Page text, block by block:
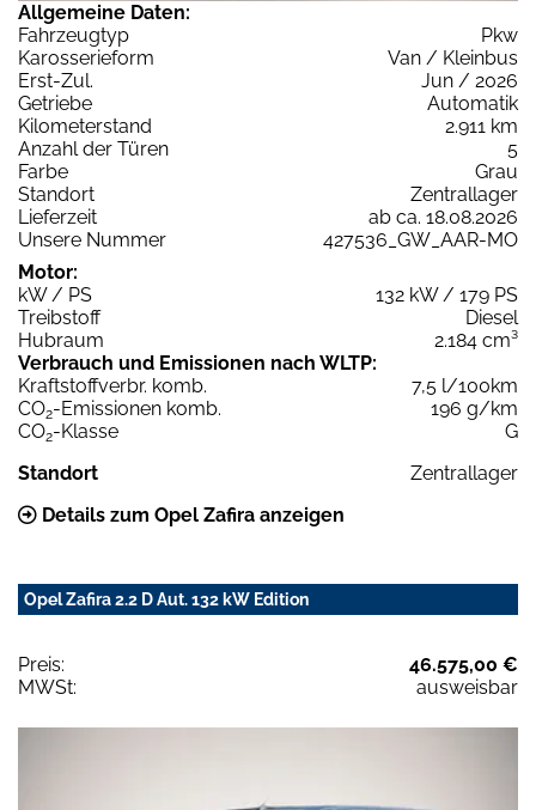
Allgemeine Daten:
Fahrzeugtyp
Pkw
Karosserieform
Van / Kleinbus
Erst-Zul.
Jun / 2026
Getriebe
Automatik
Kilometerstand
2.911 km
Anzahl der Türen
5
Farbe
Grau
Standort
Zentrallager
Lieferzeit
ab ca. 18.08.2026
Unsere Nummer
427536_GW_AAR-MO
Motor:
kW / PS
132 kW / 179 PS
Treibstoff
Diesel
Hubraum
2.184 cm³
Verbrauch und Emissionen nach WLTP:
Kraftstoffverbr. komb.
7,5 l/100km
CO2-Emissionen komb.
196 g/km
CO2-Klasse
G
Standort
Zentrallager
Details zum Opel Zafira anzeigen
Opel Zafira 2.2 D Aut. 132 kW Edition
Preis:
46.575,00 €
MWSt:
ausweisbar